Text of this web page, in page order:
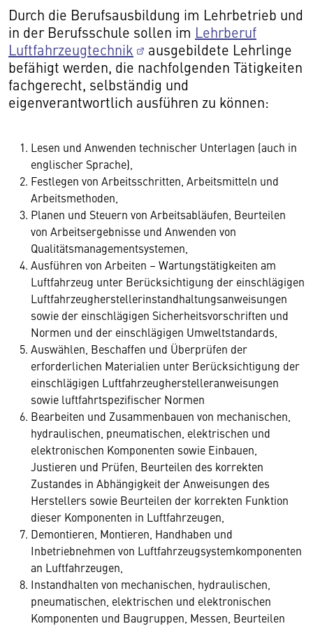
Durch die Berufsausbildung im Lehrbetrieb und
in der Berufsschule sollen im Lehrberuf
Luftfahrzeugtechnik
ausgebildete Lehrlinge
befähigt werden, die nachfolgenden Tätigkeiten
fachgerecht, selbständig und
eigenverantwortlich ausführen zu können:
Lesen und Anwenden technischer Unterlagen (auch in
englischer Sprache),
Festlegen von Arbeitsschritten, Arbeitsmitteln und
Arbeitsmethoden,
Planen und Steuern von Arbeitsabläufen, Beurteilen
von Arbeitsergebnisse und Anwenden von
Qualitätsmanagementsystemen,
Ausführen von Arbeiten – Wartungstätigkeiten am
Luftfahrzeug unter Berücksichtigung der einschlägigen
Luftfahrzeugherstellerinstandhaltungsanweisungen
sowie der einschlägigen Sicherheitsvorschriften und
Normen und der einschlägigen Umweltstandards,
Auswählen, Beschaffen und Überprüfen der
erforderlichen Materialien unter Berücksichtigung der
einschlägigen Luftfahrzeugherstelleranweisungen
sowie luftfahrtspezifischer Normen
Bearbeiten und Zusammenbauen von mechanischen,
hydraulischen, pneumatischen, elektrischen und
elektronischen Komponenten sowie Einbauen,
Justieren und Prüfen, Beurteilen des korrekten
Zustandes in Abhängigkeit der Anweisungen des
Herstellers sowie Beurteilen der korrekten Funktion
dieser Komponenten in Luftfahrzeugen,
Demontieren, Montieren, Handhaben und
Inbetriebnehmen von Luftfahrzeugsystemkomponenten
an Luftfahrzeugen,
Instandhalten von mechanischen, hydraulischen,
pneumatischen, elektrischen und elektronischen
Komponenten und Baugruppen, Messen, Beurteilen
Wir benötigen Ihre Zustimmung